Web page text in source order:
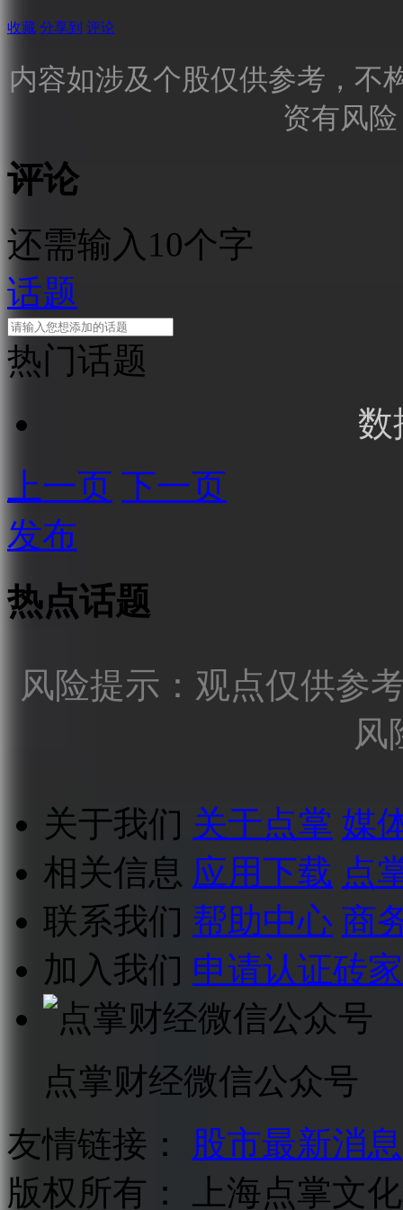
收藏 分享到 评论
内容如涉及个股仅供参考，不
资有风
评论
还需输入10个字
话题
热门话题
数
上一页 下一页
发布
热点话题
风险提示：观点仅供参
风
关于我们 关于点掌 媒
相关信息 应用下载 点
联系我们 帮助中心 商
加入我们 申请认证砖家
点掌财经微信公众号
友情链接：
股市最新消息
版权所有：
上海点掌文